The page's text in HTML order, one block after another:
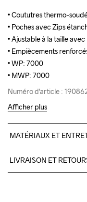
• Coututres thermo-
• Poches avec Zips
• Ajustable à la taille
• Empiècements
• WP: 7000
• MWP: 7000
Numéro d'article :
• Coututres thermo-
• Poches avec Zips
• Ajustable à la taille
• Empiècements
• WP: 7000
• MWP: 7000
Numéro d'article :
Afficher plus
MATÉRIAUX ET
LIVRAISON ET